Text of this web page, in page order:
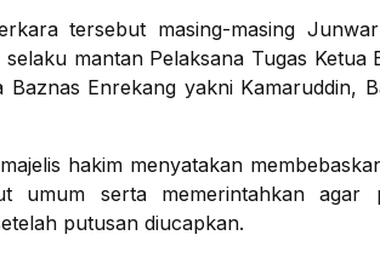
tersebut masing-masing
mantan Pelaksana Tugas Ketua
Enrekang yakni Kamaruddin,
hakim menyatakan
umum serta memerintahkan agar
putusan diucapkan.